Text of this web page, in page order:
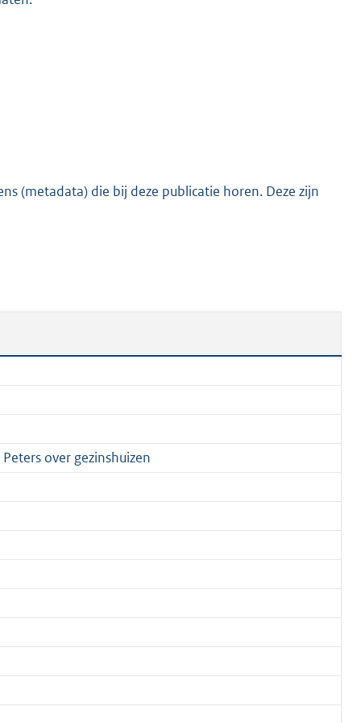
(metadata) die bij deze publicatie horen. Deze zijn
over gezinshuizen